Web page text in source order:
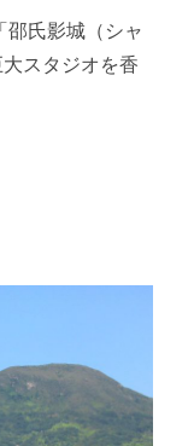
邵氏影城（シャ
スタジオを香